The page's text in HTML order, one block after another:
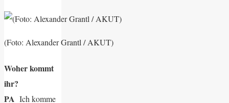
(Foto: Alexander Grantl / AKUT)
Woher kommt
ihr?
PA Ich komme